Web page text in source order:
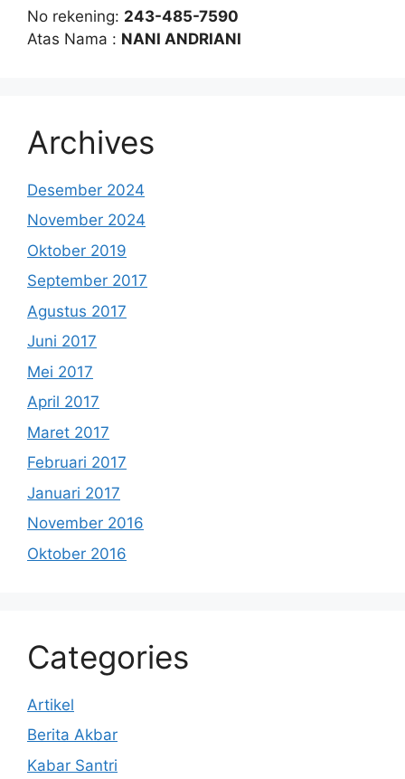
No rekening: 243-485-7590
Atas Nama : NANI ANDRIANI
Archives
Desember 2024
November 2024
Oktober 2019
September 2017
Agustus 2017
Juni 2017
Mei 2017
April 2017
Maret 2017
Februari 2017
Januari 2017
November 2016
Oktober 2016
Categories
Artikel
Berita Akbar
Kabar Santri